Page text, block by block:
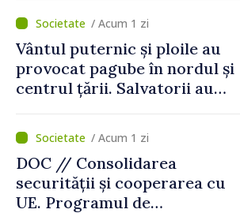
mecanisme care să-i
protejeze”/ Acum 1 zi
Vântul puternic și ploile au
provocat pagube în nordul și
centrul țării. Salvatorii au
/ Acum 1 zi
DOC // Consolidarea
securității și cooperarea cu
UE. Programul de